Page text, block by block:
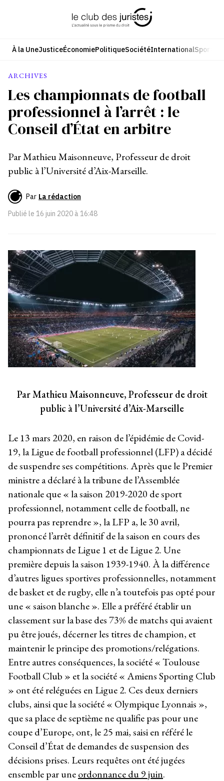
À la UneJusticeÉconomiePolitiqueSociétéInternationalSport
ARCHIVES
Les championnats de football
professionnel à l’arrêt : le
Conseil d’État en arbitre
Par Mathieu Maisonneuve, Professeur de droit
public à l’Université d’Aix-Marseille.
Par La rédaction
Publié le 16 juin 2020 à 16:48
Par Mathieu Maisonneuve,Professeur de droit
public à l’Université d’Aix-Marseille
Le 13 mars 2020, en raison de l’épidémie de Covid-
19, la Ligue de football professionnel (LFP) a décidé
de suspendre ses compétitions. Après que le Premier
ministre a déclaré à la tribune de l’Assemblée
nationale que « la saison 2019-2020 de sport
professionnel, notamment celle de football, ne
pourra pas reprendre », la LFP a, le 30 avril,
prononcé l’arrêt définitif de la saison en cours des
championnats de Ligue 1 et de Ligue 2. Une
première depuis la saison 1939-1940. À la différence
d’autres ligues sportives professionnelles, notamment
de basket et de rugby, elle n’a toutefois pas opté pour
une « saison blanche ». Elle a préféré établir un
classement sur la base des 73% de matchs qui avaient
pu être joués, décerner les titres de champion, et
maintenir le principe des promotions/relégations.
Entre autres conséquences, la société « Toulouse
Football Club » et la société « Amiens Sporting Club
» ont été reléguées en Ligue 2. Ces deux derniers
clubs, ainsi que la société « Olympique Lyonnais »,
que sa place de septième ne qualifie pas pour une
coupe d’Europe, ont, le 25 mai, saisi en référé le
Conseil d’État de demandes de suspension des
décisions prises. Leurs requêtes ont été jugées
ensemble par uneordonnance du 9 juin.